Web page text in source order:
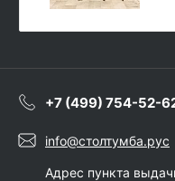
+7 (499) 754-52-
info@столтумба.рус
Адрес пункта